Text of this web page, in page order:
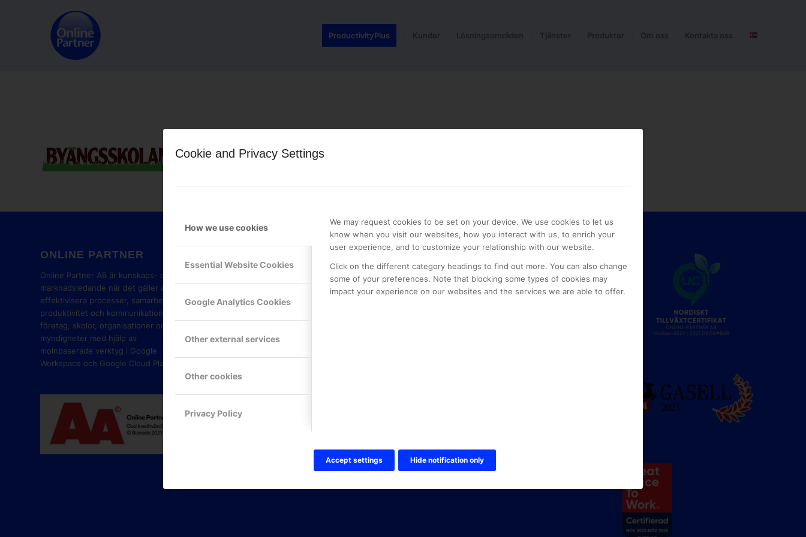
Cookie and Privacy Settings
How we use cookies
Essential Website Cookies
Google Analytics Cookies
Other external services
Other cookies
Privacy Policy
We may request cookies to be set on your device. We use cookies to let us
know when you visit our websites, how you interact with us, to enrich your
user experience, and to customize your relationship with our website.
Click on the different category headings to find out more. You can also change
some of your preferences. Note that blocking some types of cookies may
impact your experience on our websites and the services we are able to offer.
Accept settings Hide notification only
ProductivityPlus Kunder Lösningsområden Tjänster Produkter Om oss Kontakta oss
ONLINE PARTNER
Online Partner AB är kunskaps- och
marknadsledande när det gäller att
effektivisera processer, samarbete,
produktivitet och kommunikation i
företag, skolor, organisationer och
myndigheter med hjälp av
molnbaserade verktyg i Google
Workspace och Google Cloud Platform.
PARTNER
KONTAKTA OSS
ONLINE PARTNER AB
Mejerivägen 3